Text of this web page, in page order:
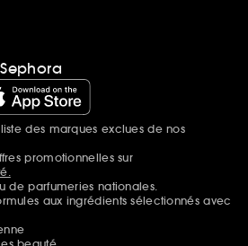
des marques exclues de nos
promotionnelles sur
de parfumeries nationales.
aux ingrédients sélectionnés avec